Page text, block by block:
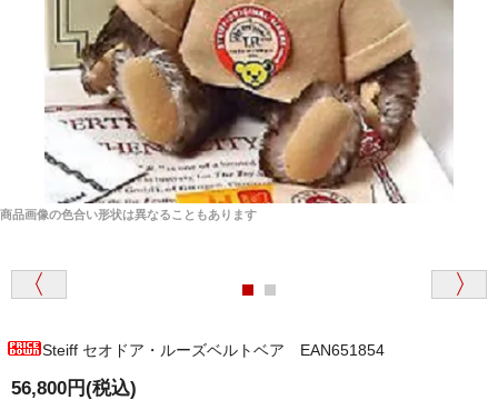
商品画像の色合い形状は異なることもあります
Steiff セオドア・ルーズベルトベア EAN651854
56,800円(税込)